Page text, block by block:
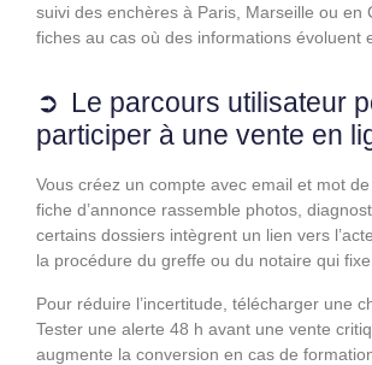
suivi des enchères à Paris, Marseille ou en
fiches au cas où des informations évoluent
Le parcours utilisateur
participer à une vente en
Vous créez un compte avec email et mot
fiche d’annonce rassemble photos,
certains dossiers intègrent un lien vers
la procédure du greffe ou du notaire qui
Pour réduire l’incertitude, télécharger une
Tester une alerte 48 h avant une vente
augmente la conversion en cas de